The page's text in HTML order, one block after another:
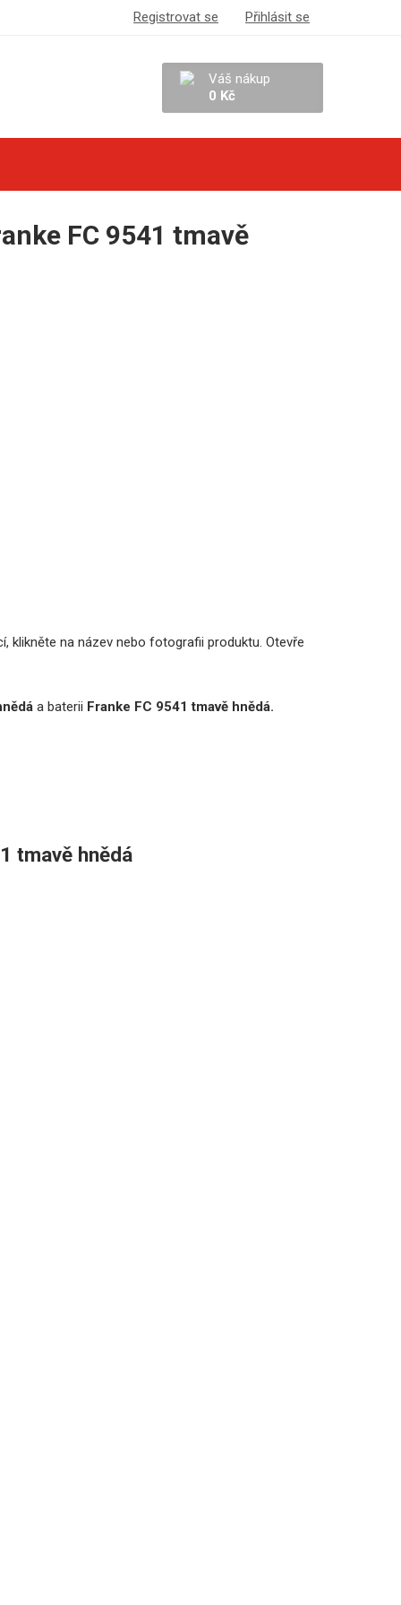
Registrovat se Přihlásit se
Váš nákup
0 Kč
FC 9541 tmavě
na název nebo fotografii produktu. Otevře
a baterii Franke FC 9541 tmavě hnědá.
tmavě hnědá